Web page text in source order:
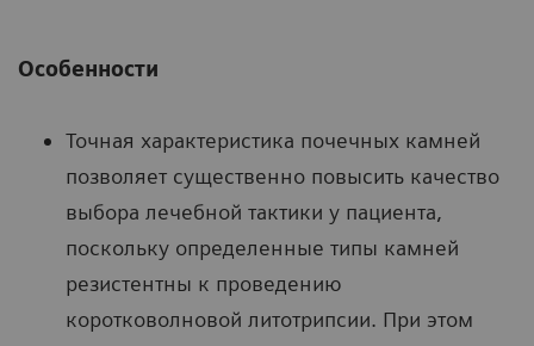
Особенности
Точная характеристика почечных камней
позволяет существенно повысить качество
выбора лечебной тактики у пациента,
поскольку определенные типы камней
резистентны к проведению
коротковолновой литотрипсии. При этом